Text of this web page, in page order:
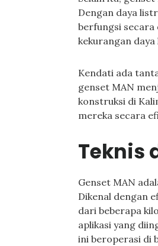
Dengan daya
berfungsi
kekurangan
Kendati ada
genset MAN
konstruksi di
mereka secara
Teknis
Genset MAN
Dikenal dengan
dari beberapa
aplikasi yang
ini beroperasi di